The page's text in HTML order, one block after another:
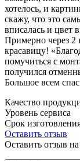
хотелось, и
скажу, что это
вписалась и цвет
Примерно через
красавицу!
помучиться с
получился
Большое всем
Качество
Уровень сервиса
Срок
Оставить отзыв
Оставить отзыв